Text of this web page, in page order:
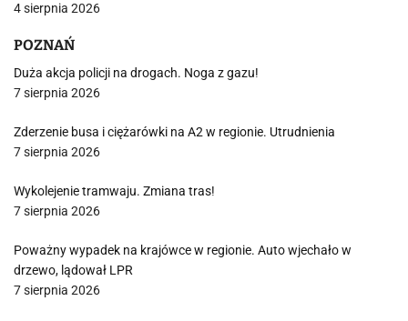
4 sierpnia 2026
POZNAŃ
Duża akcja policji na drogach. Noga z gazu!
7 sierpnia 2026
Zderzenie busa i ciężarówki na A2 w regionie. Utrudnienia
7 sierpnia 2026
Wykolejenie tramwaju. Zmiana tras!
7 sierpnia 2026
Poważny wypadek na krajówce w regionie. Auto wjechało w
drzewo, lądował LPR
7 sierpnia 2026